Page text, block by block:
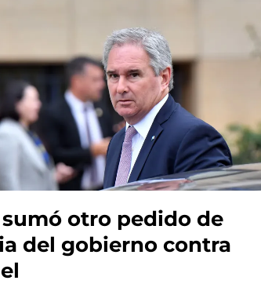
otro pedido de
del gobierno contra